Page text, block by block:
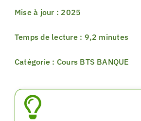
Mise à jour : 2025
Temps de lecture : 9,2 minutes
Catégorie : Cours BTS BANQUE